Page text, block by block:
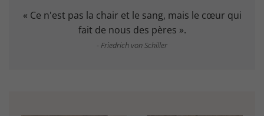
« Ce n'est pas la chair et le sang, mais le cœur qui
fait de nous des pères ».
- Friedrich von Schiller